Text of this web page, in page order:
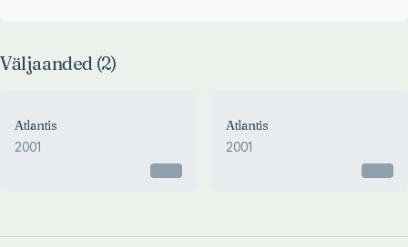
Väljaanded (2)
Atlantis
2001
Atlantis
2001